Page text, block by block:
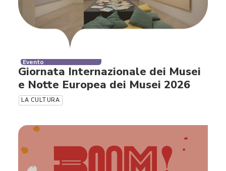
Evento
Giornata Internazionale dei Musei
e Notte Europea dei Musei 2026
LA CULTURA